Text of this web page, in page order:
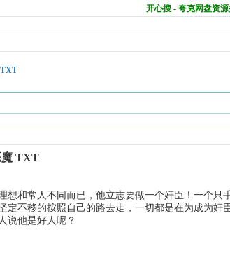
开心搜 - 夸克网盘资
TXT
魔 TXT
和常人不同而已，他立志要做一个奸臣！一个只
不移的按照自己的路去走，一切都是在为成为奸
说他是好人呢？